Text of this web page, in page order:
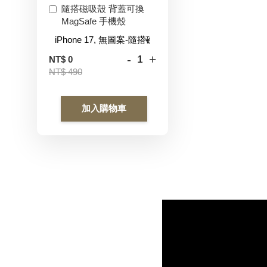
隨搭磁吸殼 背蓋可換
MagSafe 手機殼
NT$ 0
NT$ 490
- +
加入購物車